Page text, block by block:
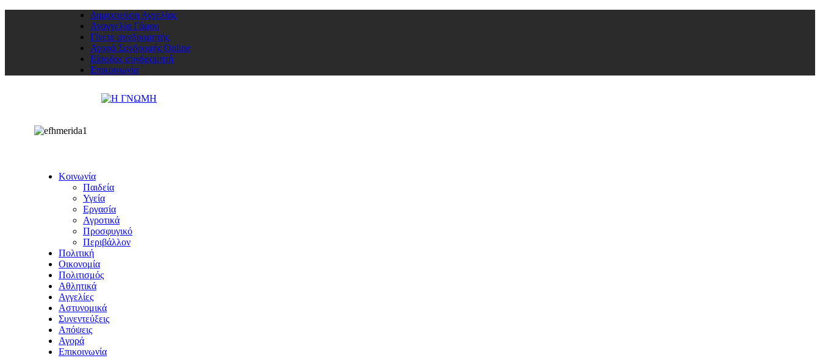
Δημοσιεύση Αγγελίας
Αναγγελία Γάμου
Γίνετε συνδρομητής
Αγορά Συνδρομής Online
Είσοδος συνδρομητή
Επικοινωνία
Κοινωνία
Παιδεία
Υγεία
Εργασία
Αγροτικά
Προσφυγικό
Περιβάλλον
Πολιτική
Οικονομία
Πολιτισμός
Αθλητικά
Αγγελίες
Αστυνομικά
Συνεντεύξεις
Απόψεις
Αγορά
Επικοινωνία